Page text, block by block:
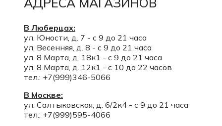
В Люберцах:
ул. Юности, д. 7 - с 9 до 21 часа
ул. Весенняя, д. 8 - с 9 до 21 часа
ул. 8 Марта, д. 18к1 - с 9 до 21 часа
ул. 8 Марта, д. 12к1 - с 10 до 22 часов
тел.: +7(999)346-5066
В Москве:
ул. Салтыковская, д. 6/2к4 - с 9 до 21 часа
тел.: +7(999)595-4066